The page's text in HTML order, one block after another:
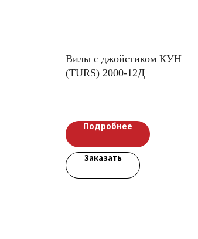
Вилы с джойстиком КУН
(TURS) 2000-12Д
Подробнее
Заказать